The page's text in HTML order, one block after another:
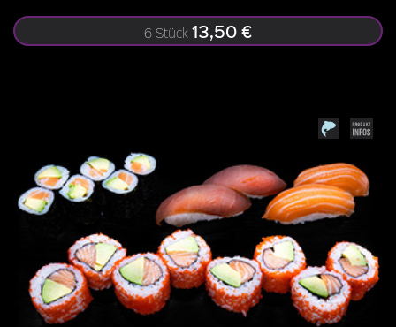
6 Stück 13,50 €